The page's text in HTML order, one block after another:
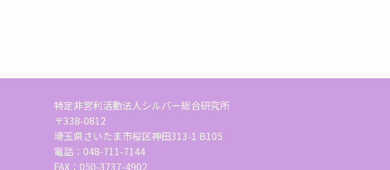
特定非営利活動法人シルバー総合研究所
〒338-0812
埼玉県さいたま市桜区神田313-1 B105
電話：048-711-7144
FAX：050-3737-4902